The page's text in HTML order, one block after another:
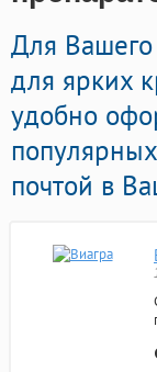
Для
для ярких
удобно
почтой в